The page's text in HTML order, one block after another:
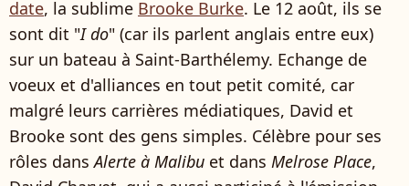
date, la sublime Brooke Burke. Le 12 août, ils se
sont dit "I do" (car ils parlent anglais entre eux)
sur un bateau à Saint-Barthélemy. Echange de
voeux et d'alliances en tout petit comité, car
malgré leurs carrières médiatiques, David et
Brooke sont des gens simples. Célèbre pour ses
rôles dansAlerte à Malibu et dans Melrose Place,